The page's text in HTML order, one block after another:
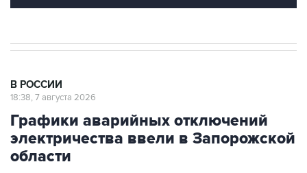
В РОССИИ
18:38, 7 августа 2026
Графики аварийных отключений
электричества ввели в Запорожской
области